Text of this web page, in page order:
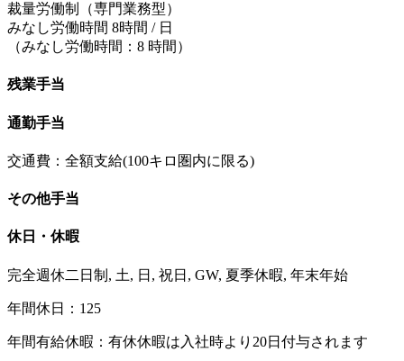
裁量労働制（専門業務型）
みなし労働時間 8時間 / 日
（みなし労働時間：8 時間）
残業手当
通勤手当
交通費：全額支給(100キロ圏内に限る)
その他手当
休日・休暇
完全週休二日制, 土, 日, 祝日, GW, 夏季休暇, 年末年始
年間休日：125
年間有給休暇：有休休暇は入社時より20日付与されます